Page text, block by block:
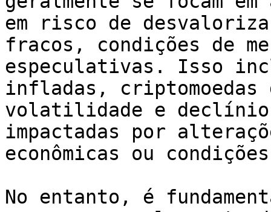
em risco de
fracos, condições de
especulativas. Isso
infladas, criptomoedas
volatilidade e declínio,
impactadas por
econômicas ou
No entanto, é